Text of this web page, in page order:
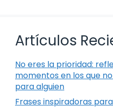
Artículos
No eres la prioridad:
momentos en los que
para alguien
Frases inspiradoras